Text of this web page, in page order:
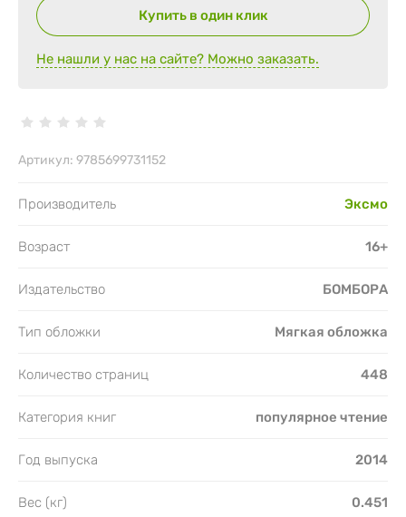
Купить в один клик
Не нашли у нас на сайте? Можно заказать.
Артикул: 9785699731152
Производитель Эксмо
Возраст 16+
Издательство БОМБОРА
Тип обложки Мягкая обложка
Количество страниц 448
Категория книг популярное чтение
Год выпуска 2014
Вес (кг) 0.451